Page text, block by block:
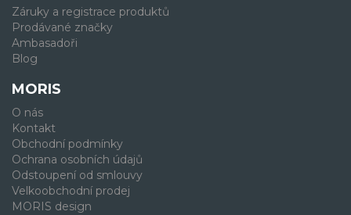
Záruky a registrace produktů
Prodávané značky
Ambasadoři
Blog
MORIS
O nás
Kontakt
Obchodní podmínky
Ochrana osobních údajů
Odstoupení od smlouvy
Velkoobchodní prodej
MORIS design